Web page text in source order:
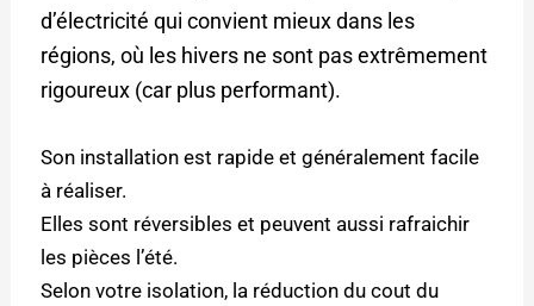
d’électricité qui convient mieux dans les
régions, où les hivers ne sont pas extrêmement
rigoureux (car plus performant).
Son installation est rapide et généralement facile
à réaliser.
Elles sont réversibles et peuvent aussi rafraichir
les pièces l’été.
Selon votre isolation, la réduction du cout du